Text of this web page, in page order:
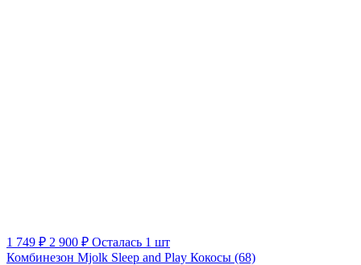
1 749 ₽ 2 900 ₽ Осталась 1 шт
Комбинезон Mjolk Sleep and Play Кокосы (68)